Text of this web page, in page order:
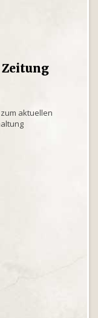
aktuellen